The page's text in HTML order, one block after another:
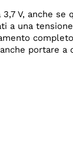
V, anche
a una
portare a